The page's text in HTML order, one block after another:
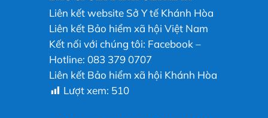
Liên kết website Sở Y tế Khánh Hòa
Liên kết Bảo hiểm xã hội Việt Nam
Kết nối với chúng tôi: Facebook –
Hotline: 083 379 0707
Liên kết Bảo hiểm xã hội Khánh Hòa
Lượt xem: 510